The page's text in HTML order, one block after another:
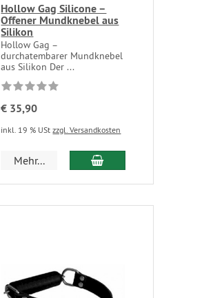
Hollow Gag Silicone –
Offener Mundknebel aus
Silikon
Hollow Gag –
durchatembarer Mundknebel
aus Silikon Der ...
€ 35,90
inkl. 19 % UStzzgl. Versandkosten
Mehr...